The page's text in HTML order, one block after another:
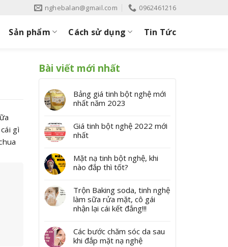
nghebalan@gmail.com 0962461216
Sản phẩm Cách sử dụng Tin Tức
gì
Bài viết mới nhất
Bảng giá tinh bột nghệ mới
nhất năm 2023
Giá tinh bột nghệ 2022 mới
nhất
Mặt nạ tinh bột nghệ, khi
nào đắp thì tốt?
Trộn Baking soda, tinh nghệ
làm sữa rửa mặt, cô gái
nhận lại cái kết đắng!!!
Các bước chăm sóc da sau
khi đắp mặt nạ nghệ